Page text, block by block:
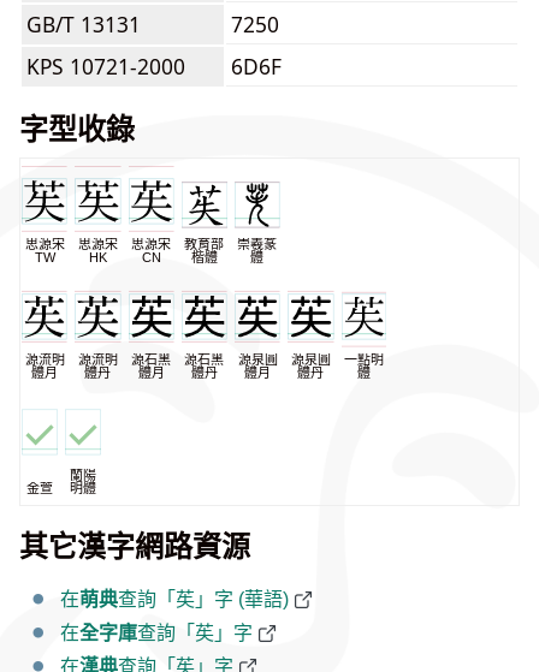
GB/T 13131
7250
KPS 10721-2000
6D6F
字型收錄
思源宋
TW
思源宋
HK
思源宋
CN
教育部
楷體
崇羲篆
體
源流明
體月
源流明
體丹
源石黑
體月
源石黑
體丹
源泉圓
體月
源泉圓
體丹
一點明
體
金萱
蘭陽
明體
其它漢字網路資源
在萌典查詢「苵」字 (華語)
在全字庫查詢「苵」字
在漢典查詢「苵」字